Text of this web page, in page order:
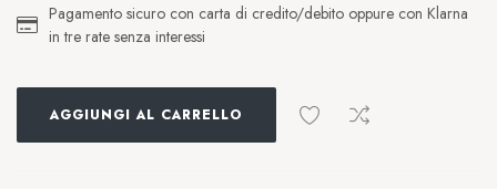
Pagamento sicuro con carta di credito/debito oppure con Klarna
in tre rate senza interessi
AGGIUNGI AL CARRELLO